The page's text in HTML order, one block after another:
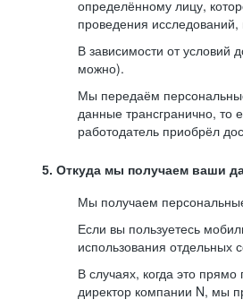
определённому лицу,
проведения
В зависимости от условий
можно).
Мы передаём
данные трансгранично, то
работодатель приобрёл
5. Откуда мы получаем ваши
Мы получаем
Если вы пользуетесь
использования отдельных
В случаях, когда это
директор компании N, мы